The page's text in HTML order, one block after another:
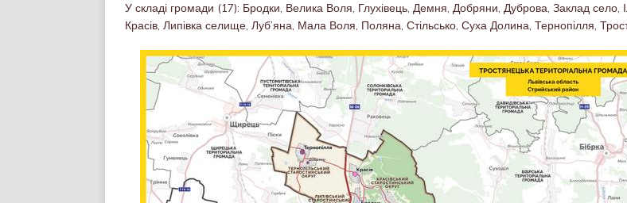
У складі громади (17): Бродки, Велика Воля, Глухівець, Демня, Добряни, Дуброва, Заклад село,
Красів, Липівка селище, Луб’яна, Мала Воля, Поляна, Стільсько, Суха Долина, Тернопілля,